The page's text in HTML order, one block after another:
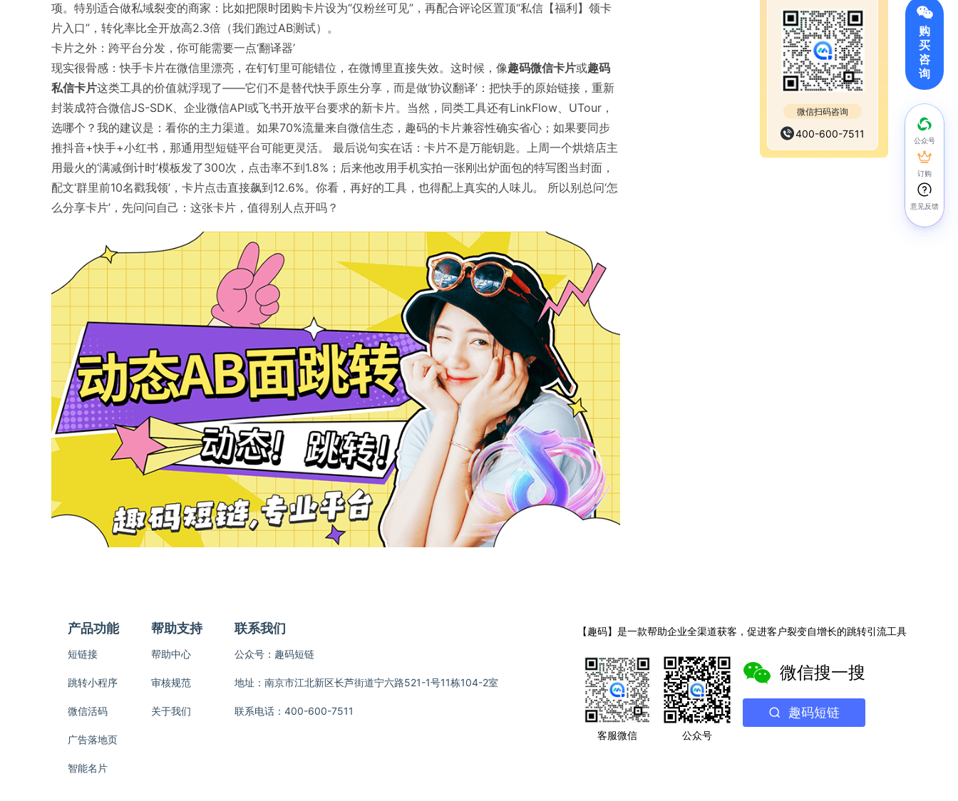
项。特别适合做私域裂变的商家：比如把限时团购卡片设为“仅粉丝可见”，再配合评论区置顶“私信【福利】领卡
片入口”，转化率比全开放高2.3倍（我们跑过AB测试）。
卡片之外：跨平台分发，你可能需要一点‘翻译器’
现实很骨感：快手卡片在微信里漂亮，在钉钉里可能错位，在微博里直接失效。这时候，像趣码微信卡片或趣码
私信卡片这类工具的价值就浮现了——它们不是替代快手原生分享，而是做‘协议翻译’：把快手的原始链接，重新
封装成符合微信JS-SDK、企业微信API或飞书开放平台要求的新卡片。当然，同类工具还有LinkFlow、UTour，
选哪个？我的建议是：看你的主力渠道。如果70%流量来自微信生态，趣码的卡片兼容性确实省心；如果要同步
推抖音+快手+小红书，那通用型短链平台可能更灵活。 最后说句实在话：卡片不是万能钥匙。上周一个烘焙店主
用最火的‘满减倒计时’模板发了300次，点击率不到1.8%；后来他改用手机实拍一张刚出炉面包的特写图当封面，
配文‘群里前10名戳我领’，卡片点击直接飙到12.6%。你看，再好的工具，也得配上真实的人味儿。 所以别总问‘怎
么分享卡片’，先问问自己：这张卡片，值得别人点开吗？
产品功能
短链接
跳转小程序
微信活码
广告落地页
智能名片
帮助支持
帮助中心
审核规范
关于我们
联系我们
公众号：趣码短链
地址：南京市江北新区长芦街道宁六路521-1号11栋104-2室
联系电话：400-600-7511
【趣码】是一款帮助企业全渠道获客，促进客户裂变自增长的跳转引流工具
客服微信 公众号
微信搜一搜
趣码短链
购
买
咨
询
微信扫码咨询
400-600-7511
公众号
订购
意见反馈